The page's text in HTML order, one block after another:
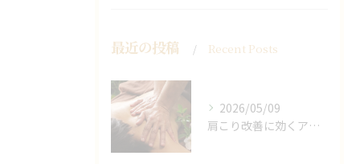
最近の投稿 Recent Posts
2026/05/09
肩こり改善に効くアロマリンパの手技と効果